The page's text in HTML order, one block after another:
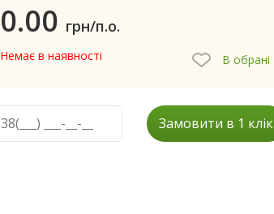
0.00 грн/п.о.
Немає в наявності В обрані
Замовити в 1 клік